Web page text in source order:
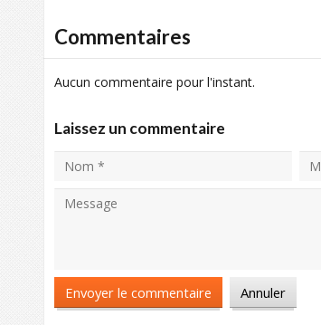
Commentaires
Aucun commentaire pour l'instant.
Laissez un commentaire